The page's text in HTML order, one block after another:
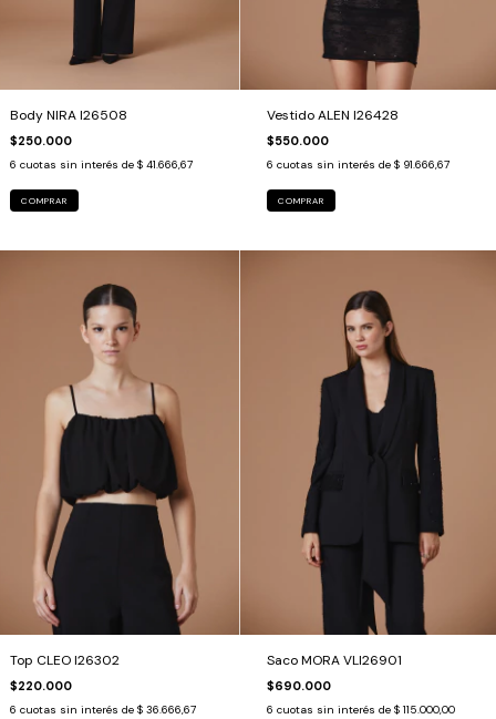
Body NIRA I26508
$250.000
6 cuotas sin interés de $ 41.666,67
COMPRAR
Vestido ALEN I26428
$550.000
6 cuotas sin interés de $ 91.666,67
COMPRAR
Top CLEO I26302
$220.000
6 cuotas sin interés de $ 36.666,67
Saco MORA VLI26901
$690.000
6 cuotas sin interés de $ 115.000,00